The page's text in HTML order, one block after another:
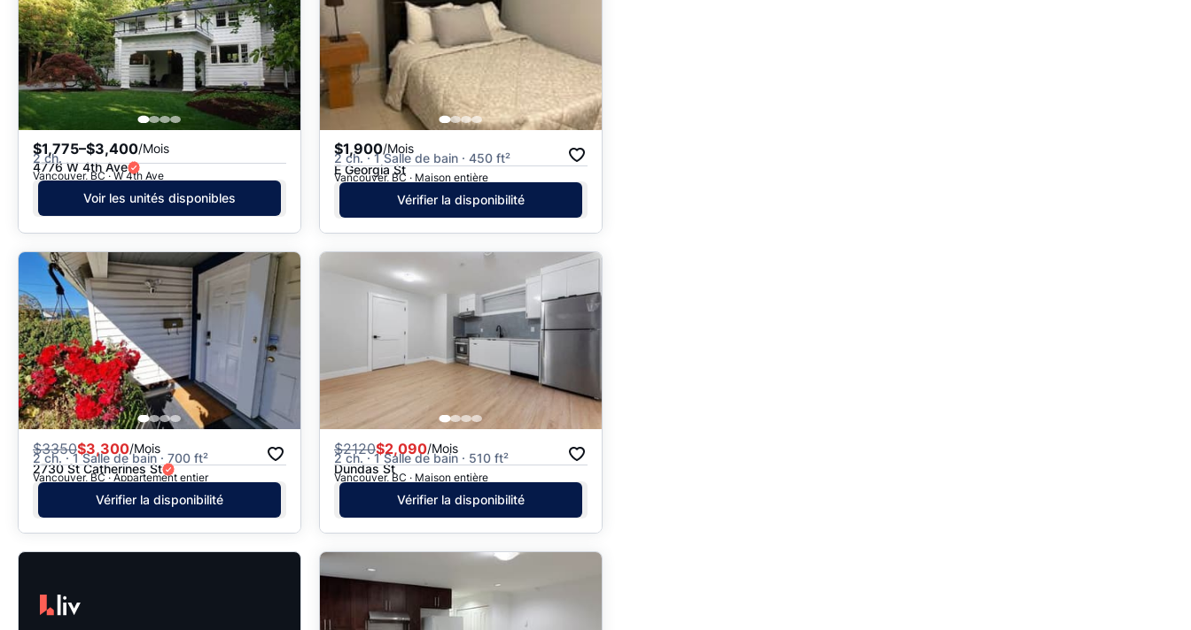
$1,775–$3,400/Mois
2 ch.
4776 W 4th Ave
Vancouver, BC · W 4th Ave
Voir les unités disponibles
$1,900/Mois
2 ch. · 1 Salle de bain · 450 ft²
E Georgia St
Vancouver, BC · Maison entière
Vérifier la disponibilité
$3350$3,300/Mois
2 ch. · 1 Salle de bain · 700 ft²
2730 St Catherines St
Vancouver, BC · Appartement entier
Vérifier la disponibilité
$2120$2,090/Mois
2 ch. · 1 Salle de bain · 510 ft²
Dundas St
Vancouver, BC · Maison entière
Vérifier la disponibilité